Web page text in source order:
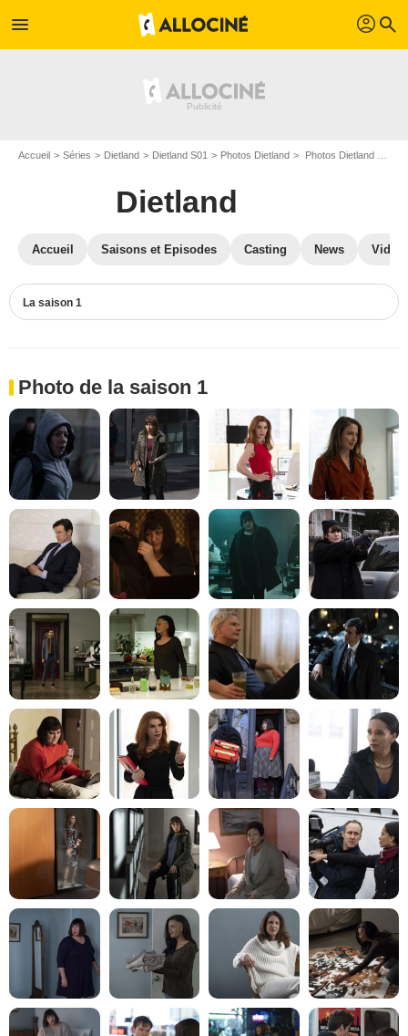
menu profil search
Accueil Séries Dietland Dietland S01 Photos Dietland Photos Dietland S01
Dietland
Accueil Saisons et Episodes Casting News
La saison 1
Photo de la saison 1